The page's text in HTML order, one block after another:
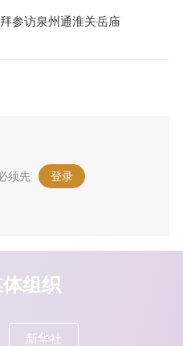
参访泉州通淮关岳庙
须先 登录 。
组织
新华社